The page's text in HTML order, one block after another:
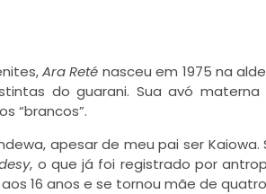
Ara Reté nasceu em 1975 na
do guarani. Sua avó materna
“brancos”.
apesar de meu pai ser
, o que já foi registrado por
16 anos e se tornou mãe de